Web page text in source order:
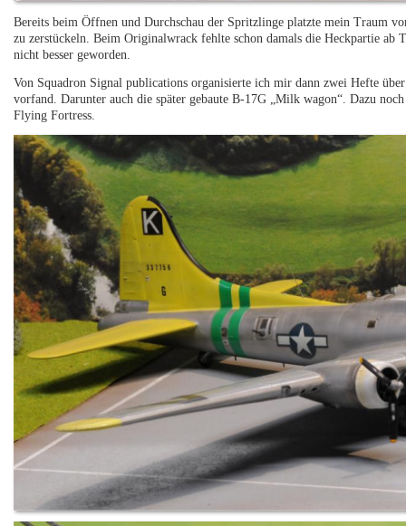
Bereits beim Öffnen und Durchschau der Spritzlinge platzte mein Traum
zu zerstückeln. Beim Originalwrack fehlte schon damals die Heckpartie ab
nicht besser geworden.
Von Squadron Signal publications organisierte ich mir dann zwei Hefte
vorfand. Darunter auch die später gebaute B-17G „Milk wagon“. Dazu
Flying Fortress.